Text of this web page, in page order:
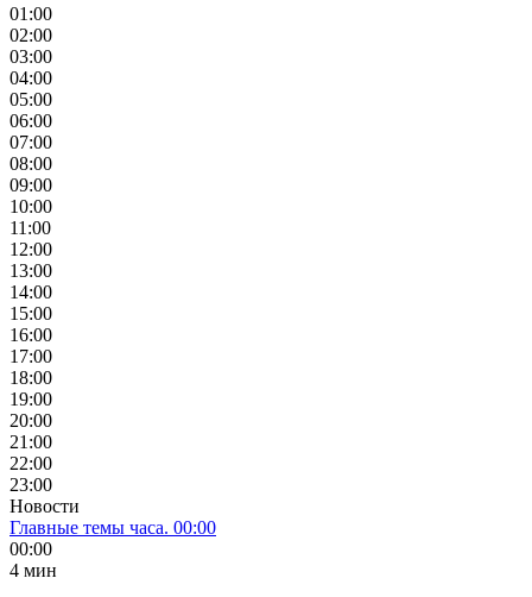
01:00
02:00
03:00
04:00
05:00
06:00
07:00
08:00
09:00
10:00
11:00
12:00
13:00
14:00
15:00
16:00
17:00
18:00
19:00
20:00
21:00
22:00
23:00
Новости
Главные темы часа. 00:00
00:00
4 мин